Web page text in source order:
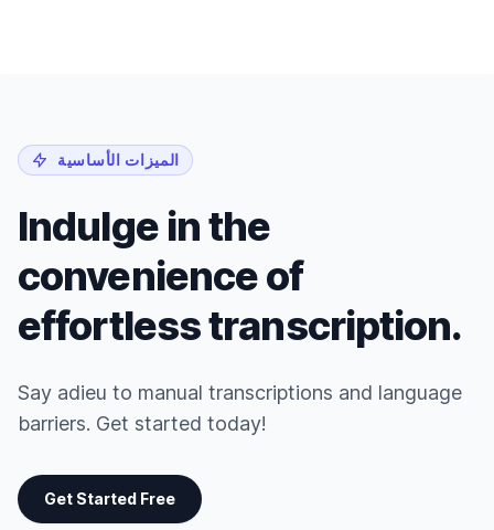
الميزات الأساسية
Indulge in the
convenience of
effortless transcription.
Say adieu to manual transcriptions and language
barriers. Get started today!
Get Started Free